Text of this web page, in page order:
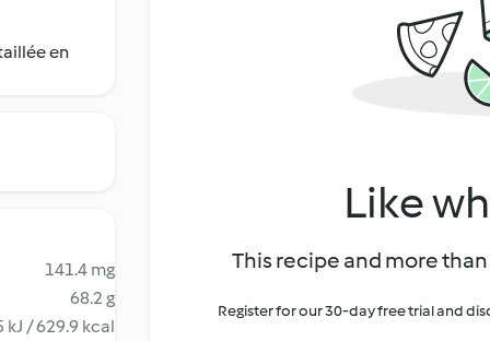
en
141.4 mg
68.2 g
kJ / 629.9 kcal
Like
This recipe and more
Register for our 30-day free trial and